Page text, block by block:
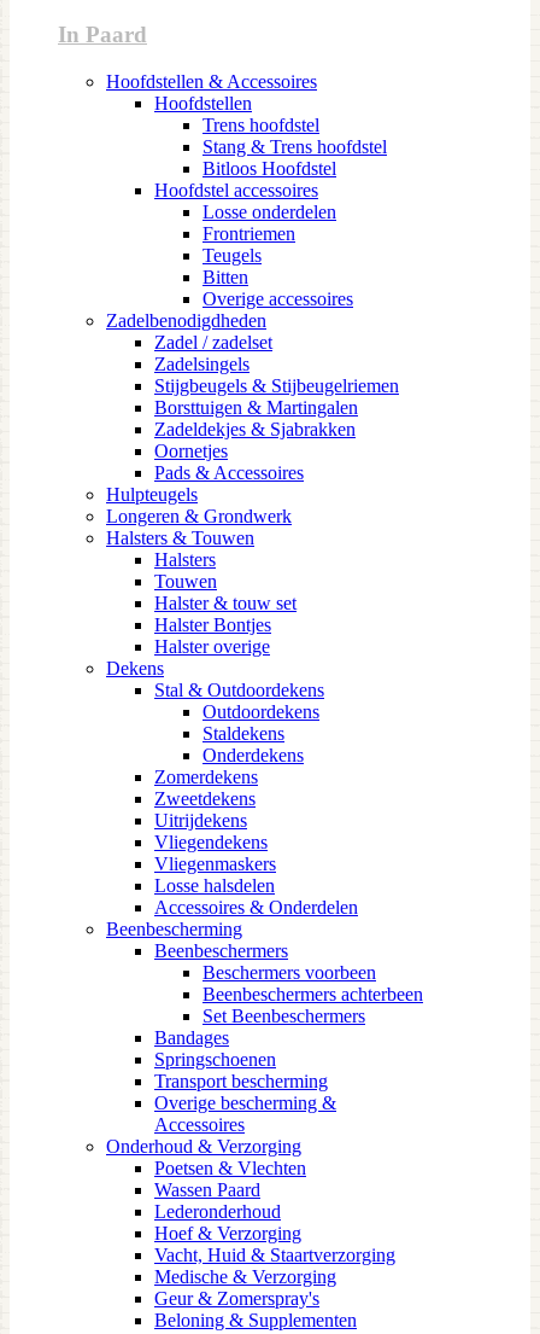
In Paard
Hoofdstellen & Accessoires
Hoofdstellen
Trens hoofdstel
Stang & Trens hoofdstel
Bitloos Hoofdstel
Hoofdstel accessoires
Losse onderdelen
Frontriemen
Teugels
Bitten
Overige accessoires
Zadelbenodigdheden
Zadel / zadelset
Zadelsingels
Stijgbeugels & Stijbeugelriemen
Borsttuigen & Martingalen
Zadeldekjes & Sjabrakken
Oornetjes
Pads & Accessoires
Hulpteugels
Longeren & Grondwerk
Halsters & Touwen
Halsters
Touwen
Halster & touw set
Halster Bontjes
Halster overige
Dekens
Stal & Outdoordekens
Outdoordekens
Staldekens
Onderdekens
Zomerdekens
Zweetdekens
Uitrijdekens
Vliegendekens
Vliegenmaskers
Losse halsdelen
Accessoires & Onderdelen
Beenbescherming
Beenbeschermers
Beschermers voorbeen
Beenbeschermers achterbeen
Set Beenbeschermers
Bandages
Springschoenen
Transport bescherming
Overige bescherming &
Accessoires
Onderhoud & Verzorging
Poetsen & Vlechten
Wassen Paard
Lederonderhoud
Hoef & Verzorging
Vacht, Huid & Staartverzorging
Medische & Verzorging
Geur & Zomerspray's
Beloning & Supplementen